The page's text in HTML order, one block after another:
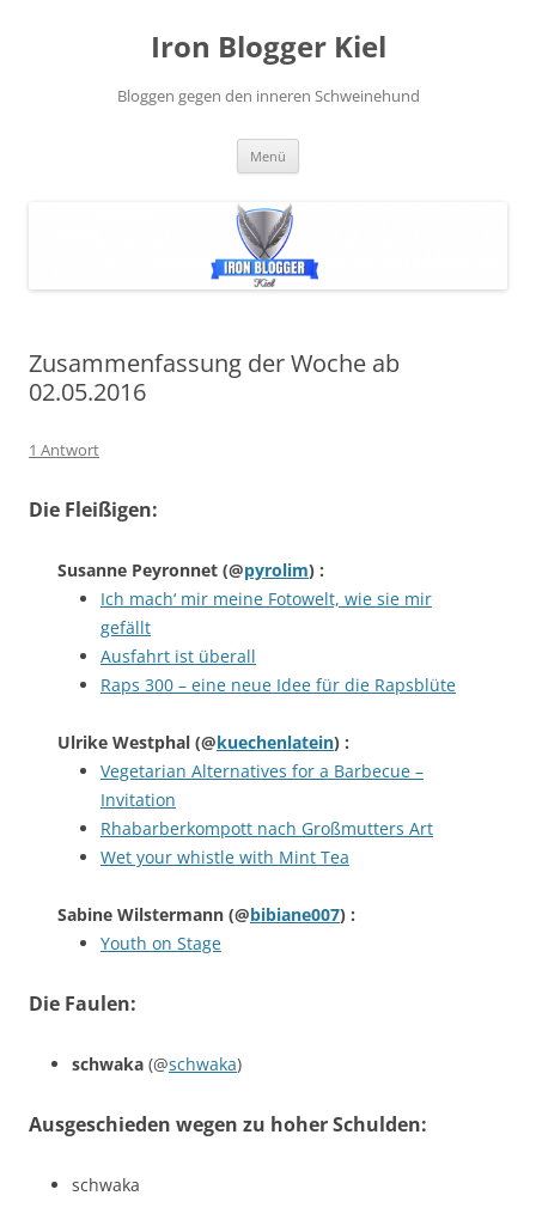
Iron Blogger Kiel
Bloggen gegen den inneren Schweinehund
Menü
Zusammenfassung der Woche ab
02.05.2016
1 Antwort
Die Fleißigen:
Susanne Peyronnet (@pyrolim) :
Ich mach‘ mir meine Fotowelt, wie sie mir
gefällt
Ausfahrt ist überall
Raps 300 – eine neue Idee für die Rapsblüte
Ulrike Westphal (@kuechenlatein) :
Vegetarian Alternatives for a Barbecue –
Invitation
Rhabarberkompott nach Großmutters Art
Wet your whistle with Mint Tea
Sabine Wilstermann (@bibiane007) :
Youth on Stage
Die Faulen:
schwaka (@schwaka)
Ausgeschieden wegen zu hoher Schulden:
schwaka